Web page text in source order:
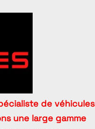
de véhicules
une large gamme